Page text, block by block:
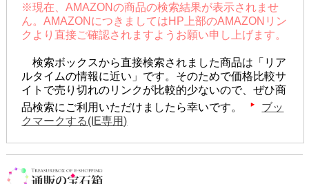
※現在、AMAZONの商品の検索結果が表示されませ
ん。AMAZONにつきましてはHP上部のAMAZONリン
クより直接ご確認されますようお願い申し上げます。
検索ボックスから直接検索されました商品は「リア
ルタイムの情報に近い」です。そのためで価格比較サ
イトで売り切れのリンクが比較的少ないので、ぜひ商
品検索にご利用いただけましたら幸いです。
ブッ
クマークする(IE専用)